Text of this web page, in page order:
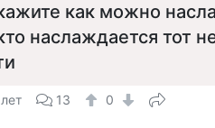
как можно
наслаждается тот
13 0